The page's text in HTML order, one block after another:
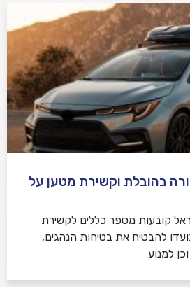
בהובלת וקשירת מטען על
קובעות מספר כללים לקשירת
להבטיח את בטיחות הנהגים,
למנוע